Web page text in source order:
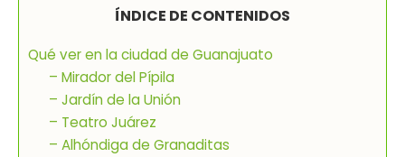
ÍNDICE DE CONTENIDOS
Qué ver en la ciudad de Guanajuato
– Mirador del Pípila
– Jardín de la Unión
– Teatro Juárez
– Alhóndiga de Granaditas